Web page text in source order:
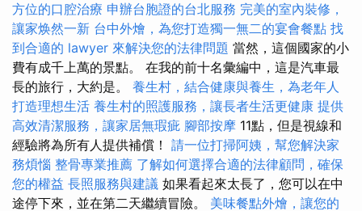
方位的口腔治療 申辦台胞證的台北服務 完美的室內裝修，
讓家焕然一新 台中外燴，為您打造獨一無二的宴會餐點 找
到合適的 lawyer 來解決您的法律問題 當然，這個國家的小
費有成千上萬的景點。 在我的前十名彙編中，這是汽車最
長的旅行，大約是。 養生村，結合健康與養生，為老年人
打造理想生活 養生村的照護服務，讓長者生活更健康 提供
高效清潔服務，讓家居無瑕疵 腳部按摩 11點，但是視線和
經驗將為所有人提供補償！ 請一位打掃阿姨，幫您解決家
務煩惱 整骨專業推薦 了解如何選擇合適的法律顧問，確保
您的權益 長照服務與建議 如果看起來太長了，您可以在中
途停下來，並在第二天繼續冒險。 美味餐點外燴，讓您的